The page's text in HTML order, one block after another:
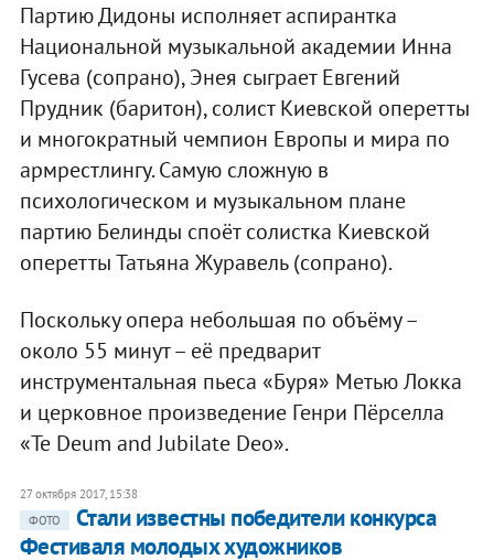
Партию Дидоны исполняет аспирантка
Национальной музыкальной академии Инна
Гусева (сопрано), Энея сыграет Евгений
Прудник (баритон), солист Киевской оперетты
и многократный чемпион Европы и мира по
армрестлингу. Самую сложную в
психологическом и музыкальном плане
партию Белинды споёт солистка Киевской
оперетты Татьяна Журавель (сопрано).
Поскольку опера небольшая по объёму –
около 55 минут – её предварит
инструментальная пьеса «Буря» Метью Локка
и церковное произведение Генри Пёрселла
«Te Deum and Jubilate Deo».
27 октября 2017, 15:38
ФОТО
Стали известны победители конкурса
Фестиваля молодых художников